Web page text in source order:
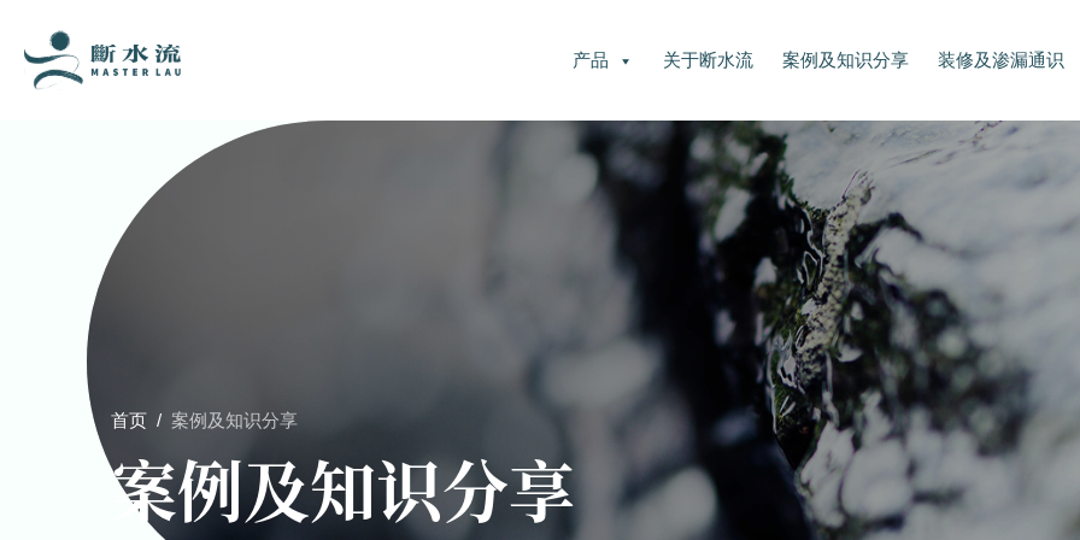
产品 关于断水流 案例及知识分享 装修及渗漏通识
首页 / 案例及知识分享
案例及知识分享